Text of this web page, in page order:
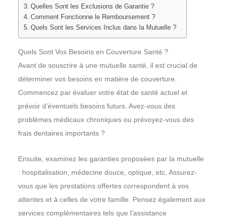
Quelles Sont les Exclusions de Garantie ?
Comment Fonctionne le Remboursement ?
Quels Sont les Services Inclus dans la Mutuelle ?
Quels Sont Vos Besoins en Couverture Santé ?
Avant de souscrire à une mutuelle santé, il est crucial de
déterminer vos besoins en matière de couverture.
Commencez par évaluer votre état de santé actuel et
prévoir d’éventuels besoins futurs. Avez-vous des
problèmes médicaux chroniques ou prévoyez-vous des
frais dentaires importants ?
Ensuite, examinez les garanties proposées par la mutuelle
: hospitalisation, médecine douce, optique, etc. Assurez-
vous que les prestations offertes correspondent à vos
attentes et à celles de votre famille. Pensez également aux
services complémentaires tels que l’assistance